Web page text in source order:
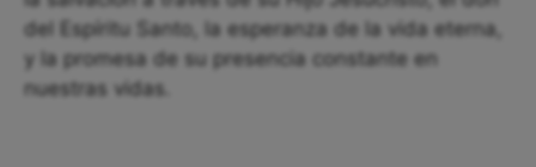
del Espíritu Santo, la esperanza de la vida eterna,
y la promesa de su presencia constante en
nuestras vidas.